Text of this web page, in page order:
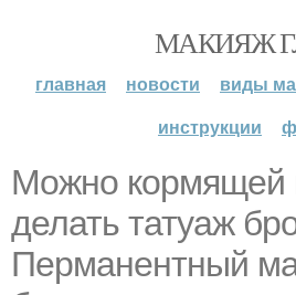
МАКИЯЖ
главная новости виды
инструкции
Можно кормящей
делать татуаж
Перманентный